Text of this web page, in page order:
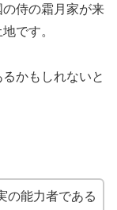
侍の霜月家が来
です。
かもしれないと
の能力者である